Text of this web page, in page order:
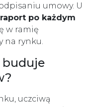
umowy. U
po każdym
w ramię
na rynku.
buduje
uczciwą